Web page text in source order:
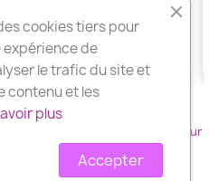
des Avis Garantis,
cliquez ici pour
par Wess France
cookies tiers pour
de
le trafic du site et
contenu et les
plus
Accepter